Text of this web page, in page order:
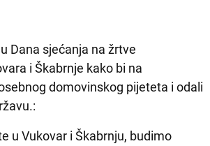
Dana sjećanja na žrtve
i Škabrnje kako bi na
domovinskog pijeteta i odali
u Vukovar i Škabrnju, budimo